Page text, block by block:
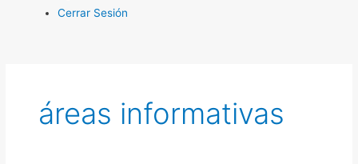
Cerrar Sesión
áreas informativas